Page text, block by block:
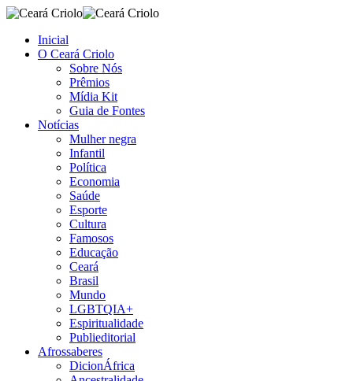
Inicial
O Ceará Criolo
Sobre Nós
Prêmios
Mídia Kit
Guia de Fontes
Notícias
Mulher negra
Infantil
Política
Economia
Saúde
Esporte
Cultura
Famosos
Educação
Ceará
Brasil
Mundo
LGBTQIA+
Espiritualidade
Publieditorial
Afrossaberes
DicionÁfrica